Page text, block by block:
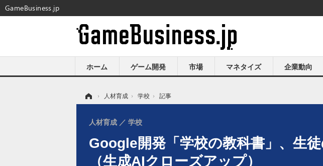
ホーム ゲーム開発 市場 マネタイズ 企業動向
› 人材育成 › 学校 › 記事
Google開発「学校の教科書」、生
（生成AIクローズアップ）
人材育成 学校
GameBusiness.jp